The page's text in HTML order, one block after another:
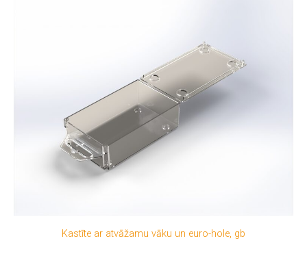
Kastīte ar atvāžamu vāku un euro-hole, gb